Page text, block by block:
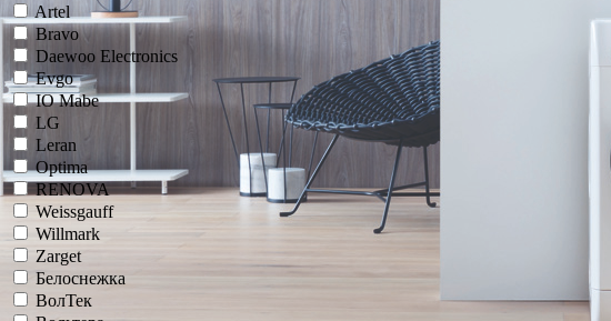
Artel
Bravo
Daewoo Electronics
Evgo
IO Mabe
LG
Leran
Optima
RENOVA
Weissgauff
Willmark
Zarget
Белоснежка
ВолТек